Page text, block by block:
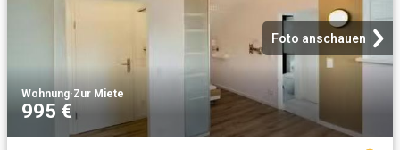
Foto anschauen
Wohnung·Zur Miete
995 €